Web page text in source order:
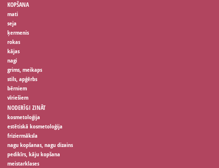
KOPŠANA
mati
seja
ķermenis
rokas
kājas
nagi
grims, meikaps
stils, apģērbs
bērniem
vīriešiem
NODERĪGI ZINĀT
kosmetoloģija
estētiskā kosmetoloģija
friziermāksla
nagu kopšanas, nagu dizains
pedikīrs, kāju kopšana
meistarklases